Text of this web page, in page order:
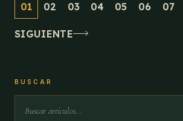
01 02 03 04 05 06 07
SIGUIENTE
BUSCAR